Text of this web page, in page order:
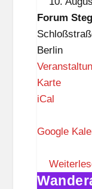
i
t
z
Forum
Steglitz
Forum
Berlin
KarteF
u
S
t
iCal
Google